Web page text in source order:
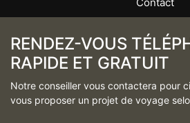
RENDEZ-VOUS
RAPIDE ET GRATUIT
Notre conseiller vous contactera pour
vous proposer un projet de voyage